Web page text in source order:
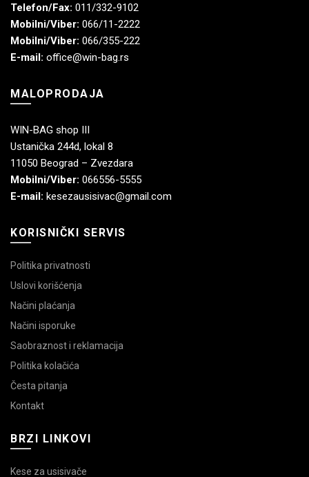
Telefon/Fax: 011/332-9102
Mobilni/Viber: 066/11-2222
Mobilni/Viber: 066/355-222
E-mail: office@win-bag.rs
MALOPRODAJA
WIN-BAG shop III
Ustanička 244d, lokal 8
11050 Beograd – Zvezdara
Mobilni/Viber: 066556-5555
E-mail: kesezausisivac@gmail.com
KORISNIČKI SERVIS
Politika privatnosti
Uslovi korišćenja
Načini plaćanja
Načini isporuke
Saobraznost i reklamacija
Politika kolačića
Česta pitanja
Kontakt
BRZI LINKOVI
Kese za usisivače